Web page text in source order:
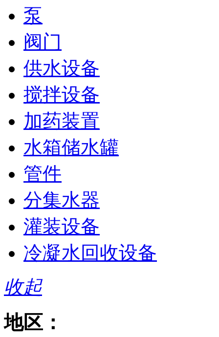
泵
阀门
供水设备
搅拌设备
加药装置
水箱储水罐
管件
分集水器
灌装设备
冷凝水回收设备
收起
地区：